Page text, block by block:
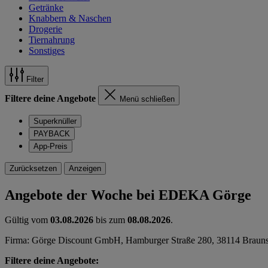
Getränke
Knabbern & Naschen
Drogerie
Tiernahrung
Sonstiges
Filter
Filtere deine Angebote Menü schließen
Superknüller
PAYBACK
App-Preis
Zurücksetzen Anzeigen
Angebote der Woche bei EDEKA Görge
Gültig vom 03.08.2026 bis zum 08.08.2026.
Firma: Görge Discount GmbH, Hamburger Straße 280, 38114
Filtere deine Angebote: